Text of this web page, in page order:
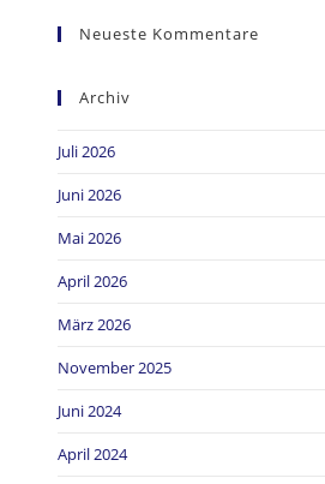
Neueste Kommentare
Archiv
Juli 2026
Juni 2026
Mai 2026
April 2026
März 2026
November 2025
Juni 2024
April 2024